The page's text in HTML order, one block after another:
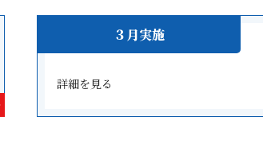
３月実施
詳細を見る